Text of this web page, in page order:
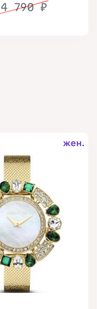
4 790₽
жен.